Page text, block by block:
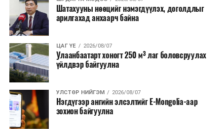
болон арилжааны банкуудтай хамтран стратегийн
бүтээгдэхүүний нөөц бүрдүүлэх, хадгалах, түгээх,
борлуулах бүх шатанд цахим төлбөрийн баримт
үйлдэж, бүртгэлийг ил тод болгох юм.
2026 оны намар бэлтгэж, 2027 оны хавар худалдаанд
гаргах нөөцийн махны бүрдүүлэлтэд Нийслэлийн
Засаг дарга Б.Пүрэвдагваг онцгойлон анхаарч
ажиллахыг Ерөнхий сайд үүрэг болгожээ.
Нөөцийн махыг цахим системд бүртгэснээр мах
Шатахууны нөөцийг нэмэгдүүлэх, доголдлыг
арилгахад анхаарч байна
ЦАГ ҮЕ 2026/08/07
Улаанбаатарт хоногт 250 м³ лаг боловсруулах
үйлдвэр байгуулна
УЛСТӨР НИЙГЭМ 2026/08/07
Нэгдүгээр ангийн элсэлтийг E-Mongolia-аар
зохион байгуулна